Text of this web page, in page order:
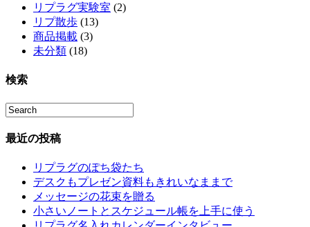
リプラグ実験室 (2)
リプ散歩 (13)
商品掲載 (3)
未分類 (18)
検索
最近の投稿
リプラグのぽち袋たち
デスクもプレゼン資料もきれいなままで
メッセージの花束を贈る
小さいノートとスケジュール帳を上手に使う